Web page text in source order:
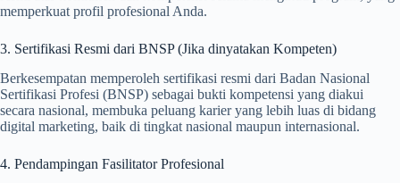
memperkuat profil profesional Anda.
3. Sertifikasi Resmi dari BNSP (Jika dinyatakan Kompeten)
Berkesempatan memperoleh sertifikasi resmi dari Badan Nasional
Sertifikasi Profesi (BNSP) sebagai bukti kompetensi yang diakui
secara nasional, membuka peluang karier yang lebih luas di bidang
digital marketing, baik di tingkat nasional maupun internasional.
4. Pendampingan Fasilitator Profesional